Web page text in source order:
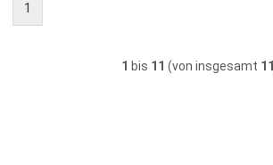
1
1 bis 11 (von insgesamt 11